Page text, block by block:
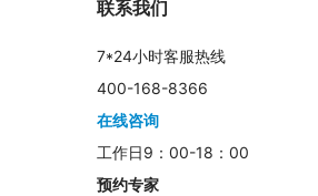
联系我们
7*24小时客服热线
400-168-8366
在线咨询
工作日9：00-18：00
预约专家